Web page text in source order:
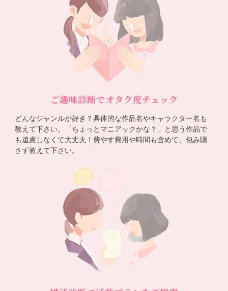
ご趣味診断でオタク度チェック
どんなジャンルが好き？具体的な作品名やキャラクター名も
教えて下さい。「ちょっとマニアックかな？」と思う作品で
も遠慮しなくて大丈夫！費やす費用や時間も含めて、包み隠
さず教えて下さい。